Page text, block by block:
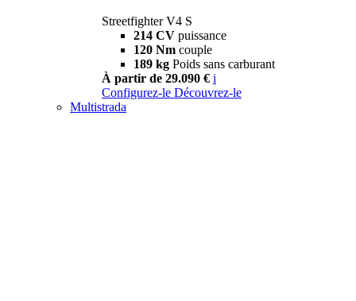
Streetfighter V4 S
214 CV puissance
120 Nm couple
189 kg Poids sans carburant
À partir de 29.090 € i
Configurez-le Découvrez-le
Multistrada